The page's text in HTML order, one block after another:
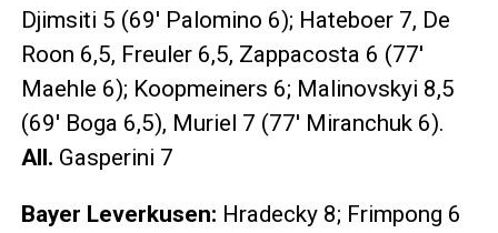
Djimsiti 5 (69′ Palomino 6); Hateboer 7, De
Roon 6,5, Freuler 6,5, Zappacosta 6 (77′
Maehle 6); Koopmeiners 6; Malinovskyi 8,5
(69′ Boga 6,5), Muriel 7 (77′ Miranchuk 6).
All. Gasperini 7
Bayer Leverkusen: Hradecky 8; Frimpong 6